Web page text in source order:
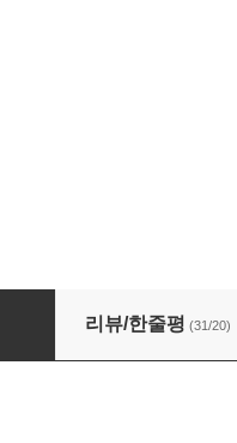
리뷰/한줄평 (31/20)